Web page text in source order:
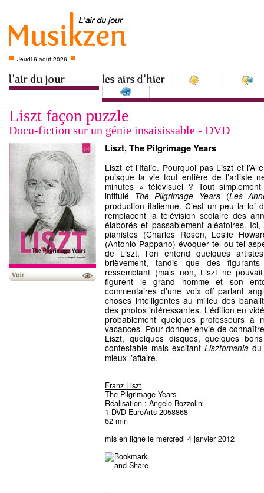
Jeudi 6 août 2026
Liszt façon puzzle
Docu-fiction sur un génie insaisissable - DVD
Liszt, The Pilgrimage Years
Liszt et l’Italie. Pourquoi pas Liszt et
puisque la vie tout entière de l’artiste
minutes » télévisuel ? Tout
intitulé The Pilgrimage Years (Les
production italienne. C’est un peu la loi
remplacent la télévision scolaire des
élaborés et passablement aléatoires.
pianistes (Charles Rosen, Leslie
(Antonio Pappano) évoquer tel ou tel
de Liszt, l’on entend quelques
brièvement, tandis que des
ressemblant (mais non, Liszt ne
figurent le grand homme et son
commentaires d’une voix off parlant
choses intelligentes au milieu des
des photos intéressantes. L’édition en
probablement quelques professeurs à
vacances. Pour donner envie de
Liszt, quelques disques, quelques
contestable mais excitantLisztomania
mieux l’affaire.
Franz Liszt
The Pilgrimage Years
Réalisation : Angelo Bozzolini
1 DVD EuroArts 2058868
62 min
mis en ligne le mercredi 4 janvier 2012